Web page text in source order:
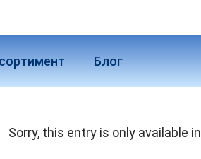
Блог
Sorry, this entry is only available in